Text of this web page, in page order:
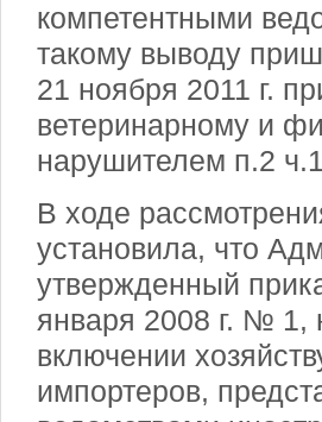
компетентными
такому выводу
21 ноября 2011 г.
ветеринарному и
нарушителем п.2
В ходе
установила, что
утвержденный
января 2008 г. № 1,
включении
импортеров,